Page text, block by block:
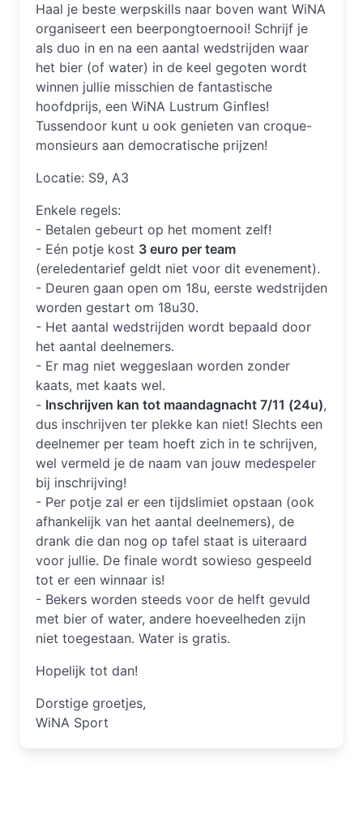
Haal je beste werpskills naar boven want WiNA
organiseert een beerpongtoernooi! Schrijf je
als duo in en na een aantal wedstrijden waar
het bier (of water) in de keel gegoten wordt
winnen jullie misschien de fantastische
hoofdprijs, een WiNA Lustrum Ginfles!
Tussendoor kunt u ook genieten van croque-
monsieurs aan democratische prijzen!
Locatie: S9, A3
Enkele regels:
- Betalen gebeurt op het moment zelf!
- Eén potje kost 3 euro per team
(ereledentarief geldt niet voor dit evenement).
- Deuren gaan open om 18u, eerste wedstrijden
worden gestart om 18u30.
- Het aantal wedstrijden wordt bepaald door
het aantal deelnemers.
- Er mag niet weggeslaan worden zonder
kaats, met kaats wel.
- Inschrijven kan tot maandagnacht 7/11 (24u),
dus inschrijven ter plekke kan niet! Slechts een
deelnemer per team hoeft zich in te schrijven,
wel vermeld je de naam van jouw medespeler
bij inschrijving!
- Per potje zal er een tijdslimiet opstaan (ook
afhankelijk van het aantal deelnemers), de
drank die dan nog op tafel staat is uiteraard
voor jullie. De finale wordt sowieso gespeeld
tot er een winnaar is!
- Bekers worden steeds voor de helft gevuld
met bier of water, andere hoeveelheden zijn
niet toegestaan. Water is gratis.
Hopelijk tot dan!
Dorstige groetjes,
WiNA Sport